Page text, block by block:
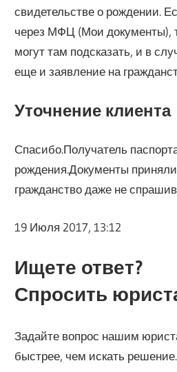
свидетельстве о рождении.
через МФЦ (Мои документы),
могут там подсказать, и в
еще и заявление на
Уточнение клиента
Спасибо.Получатель
рождения.Документы
гражданство даже не
19 Июля 2017, 13:12
Ищете ответ?
Спросить
Задайте вопрос нашим
быстрее, чем искать решение.